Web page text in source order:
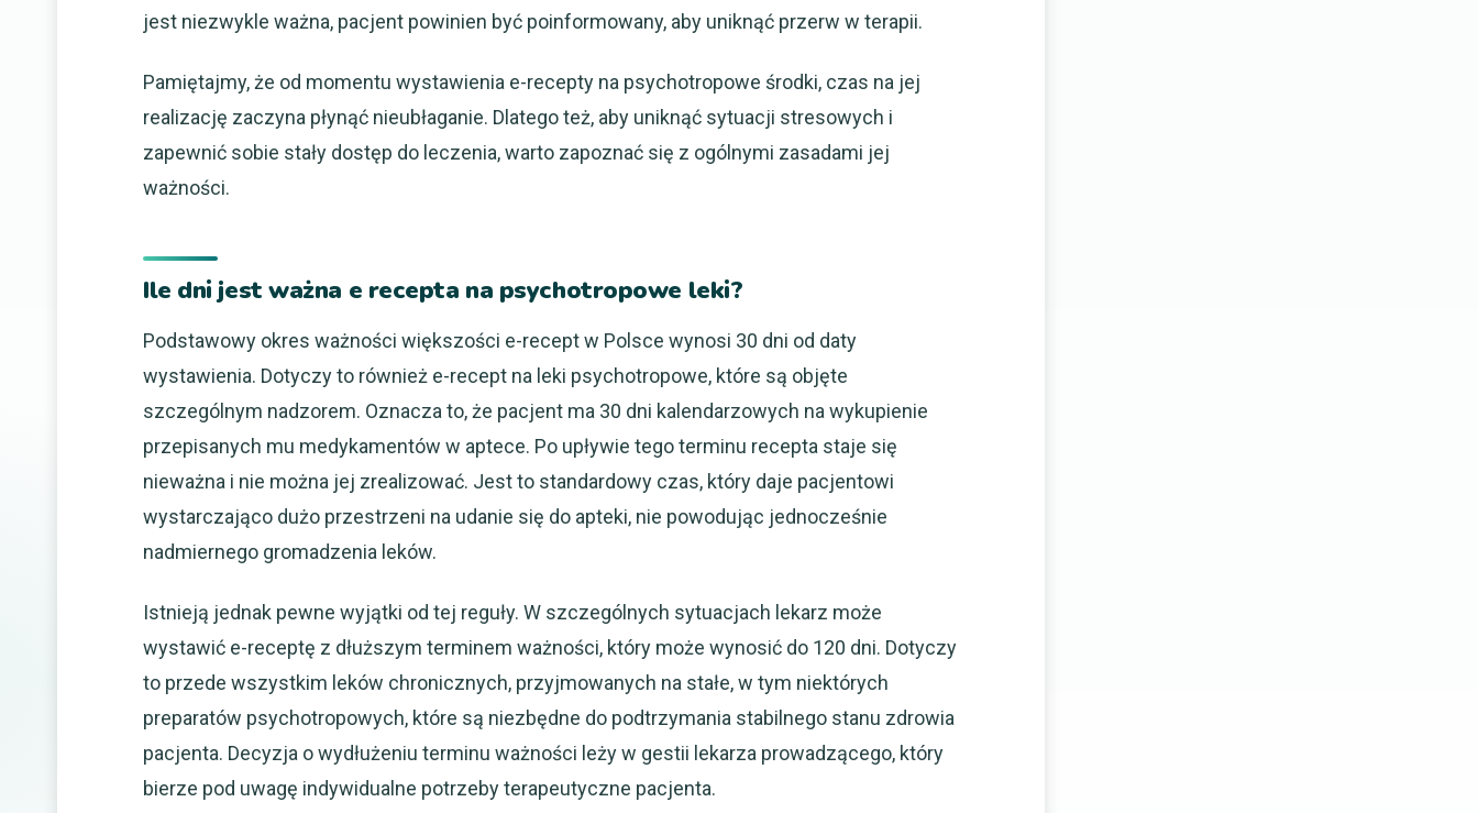
jest niezwykle ważna, pacjent powinien być poinformowany, aby uniknąć przerw w terapii.
Pamiętajmy, że od momentu wystawienia e-recepty na psychotropowe środki, czas na jej
realizację zaczyna płynąć nieubłaganie. Dlatego też, aby uniknąć sytuacji stresowych i
zapewnić sobie stały dostęp do leczenia, warto zapoznać się z ogólnymi zasadami jej
ważności.
Ile dni jest ważna e recepta na psychotropowe leki?
Podstawowy okres ważności większości e-recept w Polsce wynosi 30 dni od daty
wystawienia. Dotyczy to również e-recept na leki psychotropowe, które są objęte
szczególnym nadzorem. Oznacza to, że pacjent ma 30 dni kalendarzowych na wykupienie
przepisanych mu medykamentów w aptece. Po upływie tego terminu recepta staje się
nieważna i nie można jej zrealizować. Jest to standardowy czas, który daje pacjentowi
wystarczająco dużo przestrzeni na udanie się do apteki, nie powodując jednocześnie
nadmiernego gromadzenia leków.
Istnieją jednak pewne wyjątki od tej reguły. W szczególnych sytuacjach lekarz może
wystawić e-receptę z dłuższym terminem ważności, który może wynosić do 120 dni. Dotyczy
to przede wszystkim leków chronicznych, przyjmowanych na stałe, w tym niektórych
preparatów psychotropowych, które są niezbędne do podtrzymania stabilnego stanu zdrowia
pacjenta. Decyzja o wydłużeniu terminu ważności leży w gestii lekarza prowadzącego, który
bierze pod uwagę indywidualne potrzeby terapeutyczne pacjenta.